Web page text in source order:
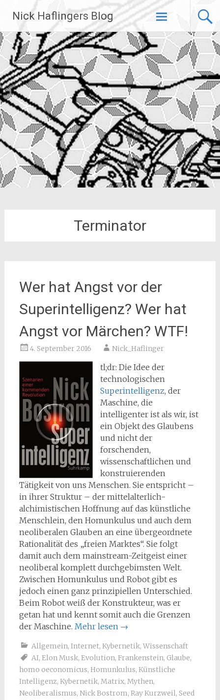
Inhalt
springen
Nick Haflingers Blog
Terminator
Wer hat Angst vor der
Superintelligenz? Wer hat
Angst vor Märchen? WTF!
4. September 2016 Nick_Haflinger
tl;dr: Die Idee der
technologischen
Superintelligenz, der
Maschine, die
intelligenter ist als wir, ist
ein Objekt des Glaubens
und nicht der
forschenden,
wissenschaftlichen und
konstruierenden
Tätigkeit von uns Menschen. Sie entspricht –
in ihrer Struktur – der mittelalterlich-
alchimistischen Hoffnung auf das künstliche
Menschlein, den Homunkulus und auch dem
neoliberalen Glauben an eine übergeordnete
Rationalität des „freien Marktes“. Sie folgt
damit auch dem mainstream-Zeitgeist einer
neoliberal komplett durchgebimsten Welt.
Zwischen Homunkulus und Robot gibt es
jedoch einen ganz prinzipiellen Unterschied.
Beim Robot weiß der Konstrukteur, was er
getan hat und kennt somit auch die Grenzen
der Maschine. Mehr lesen →
Allgemein, Internet, Kybernetik, Wissenschaft
AI, Elon Musk, Evolution, Frankenstein, Glaube,
homo oeconomicus, Homunkulus, Künstliche
Intelligenz, Kybernetik, Matrix, Mythen,
Neoliberalismus, Nick Bostrom, Ray Kurzweil, Seed